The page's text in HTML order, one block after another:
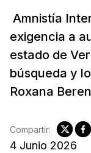
Amnistía
exigencia a
estado de
búsqueda y
Roxana
4 Junio 2026
Compartir: